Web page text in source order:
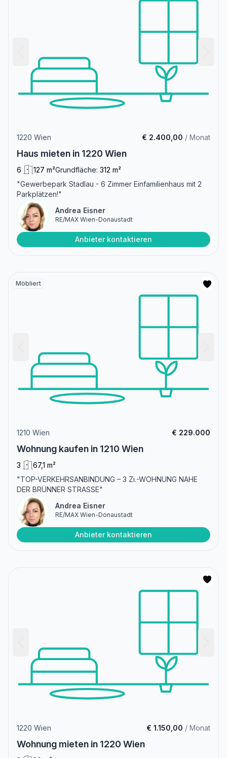
1220 Wien € 2.400,00 / Monat
Haus mieten in 1220 Wien
6 127 m²Grundfläche: 312 m²
"Gewerbepark Stadlau - 6 Zimmer Einfamilienhaus mit 2
Parkplätzen!"
Andrea Eisner
RE/MAX Wien-Donaustadt
Anbieter kontaktieren
Möbliert
1210 Wien € 229.000
Wohnung kaufen in 1210 Wien
3
67,1 m²
"TOP-VERKEHRSANBINDUNG – 3 Zi.-WOHNUNG NAHE
DER BRÜNNER STRASSE"
Andrea Eisner
RE/MAX Wien-Donaustadt
Anbieter kontaktieren
1220 Wien € 1.150,00 / Monat
Wohnung mieten in 1220 Wien